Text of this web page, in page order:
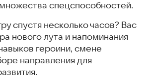
спецспособностей.
спустя несколько часов? Вас
нового лута и напоминания
героини, смене
направления для